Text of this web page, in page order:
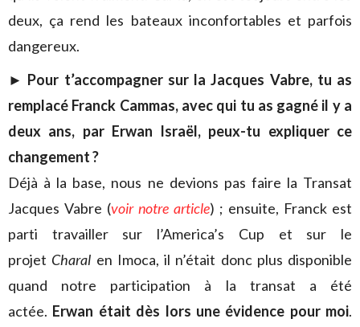
deux, ça rend les bateaux inconfortables et parfois
dangereux.
► Pour t’accompagner sur la Jacques Vabre, tu as
remplacé Franck Cammas, avec qui tu as gagné il y a
deux ans, par Erwan Israël, peux-tu expliquer ce
changement ?
Déjà à la base, nous ne devions pas faire la Transat
Jacques Vabre (voir notre article) ; ensuite, Franck est
parti travailler sur l’America’s Cup et sur le
projet Charal en Imoca, il n’était donc plus disponible
quand notre participation à la transat a été
actée. Erwan était dès lors une évidence pour moi.